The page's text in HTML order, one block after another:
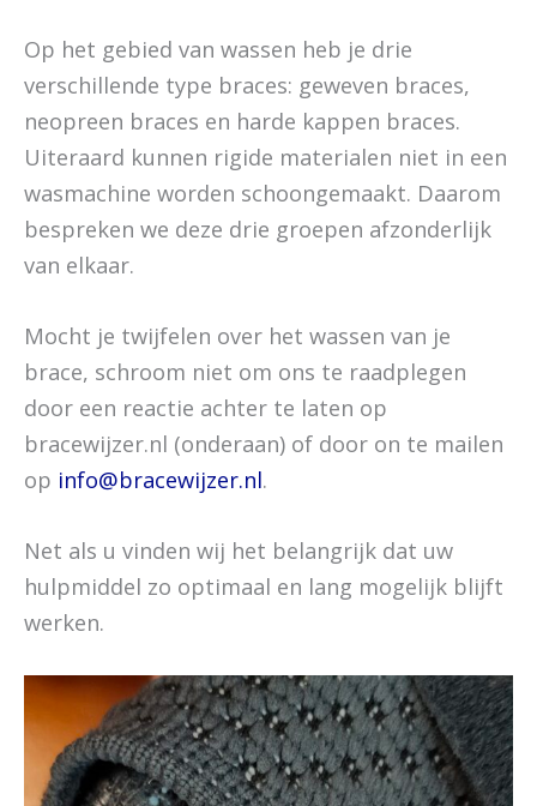
Op het gebied van wassen heb je drie
verschillende type braces: geweven braces,
neopreen braces en harde kappen braces.
Uiteraard kunnen rigide materialen niet in een
wasmachine worden schoongemaakt. Daarom
bespreken we deze drie groepen afzonderlijk
van elkaar.
Mocht je twijfelen over het wassen van je
brace, schroom niet om ons te raadplegen
door een reactie achter te laten op
bracewijzer.nl (onderaan) of door on te mailen
op info@bracewijzer.nl.
Net als u vinden wij het belangrijk dat uw
hulpmiddel zo optimaal en lang mogelijk blijft
werken.